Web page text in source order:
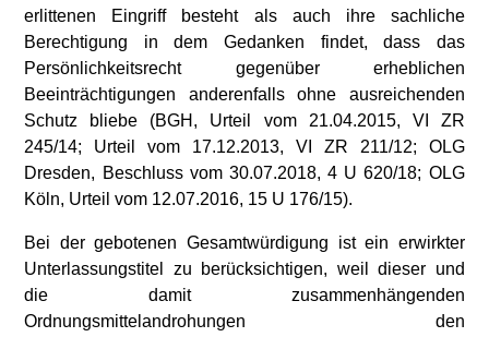
erlittenen Eingriff besteht als auch ihre sachliche
Berechtigung in dem Gedanken findet, dass das
Persönlichkeitsrecht gegenüber erheblichen
Beeinträchtigungen anderenfalls ohne ausreichenden
Schutz bliebe (BGH, Urteil vom 21.04.2015, VI ZR
245/14; Urteil vom 17.12.2013, VI ZR 211/12; OLG
Dresden, Beschluss vom 30.07.2018, 4 U 620/18; OLG
Köln, Urteil vom 12.07.2016, 15 U 176/15).
Bei der gebotenen Gesamtwürdigung ist ein erwirkter
Unterlassungstitel zu berücksichtigen, weil dieser und
die damit zusammenhängenden
Ordnungsmittelandrohungen den